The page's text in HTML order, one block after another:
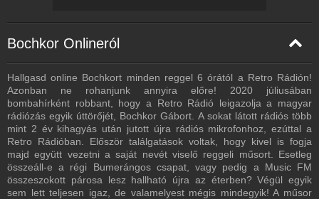
Bochkor Onlineról
Hallgasd online Bochkort minden reggel 6 órától a Retro Rádión!
Azonban ne rohanjunk annyira előre! 2020 júliusában
bombahírként robbant, hogy a Retro Rádió leigazolja a magyar
rádiózás egyik úttörőjét, Bochkor Gábort. A sokat látott rádiós több
mint 2 év kihagyás után jutott újra rádiós mikrofonhoz, ezúttal a
Retro Rádióban. Először találgatások voltak, hogy kivel is fogja
majd együtt vezetni a saját nevét viselő reggeli műsort. Esetleg
összeáll-e a régi Bumerángos csapat, vagy pedig a Music FM
összeszokott párosa lesz hallható újra az éterben? Végül egyik
sem lett teljesen igaz, de valamelyest mégis mindegyik! A műsor